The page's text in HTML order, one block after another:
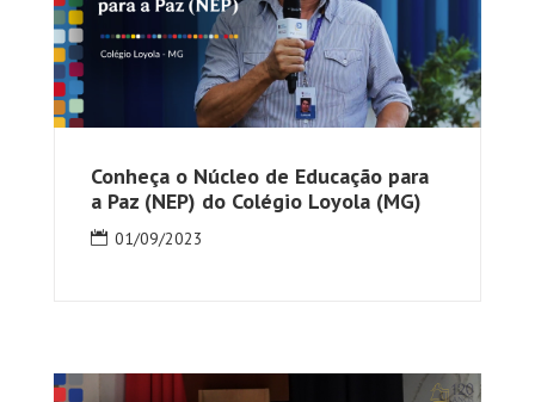
Conheça o Núcleo de Educação para
a Paz (NEP) do Colégio Loyola (MG)
01/09/2023